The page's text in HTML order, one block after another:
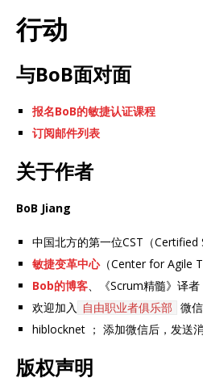
行动
与BoB面对面
报名BoB的敏捷认证课程
订阅邮件列表
关于作者
BoB Jiang
中国北方的第一位CST（Certified
敏捷变革中心（Center for Agile
Bob的博客 、《Scrum精髓》译者
欢迎加入
自由职业者俱乐部
微
hiblocknet ； 添加微信后，发送
版权声明